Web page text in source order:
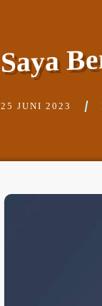
Saya
25 JUNI 2023